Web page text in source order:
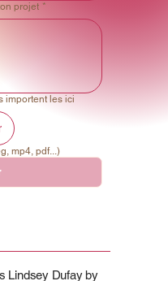
projet *
importent les ici
mp4, pdf...)
Lindsey Dufay by